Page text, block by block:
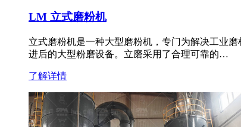
LM 立式磨粉机
立式磨粉机是一种大型磨粉机，专门为解决工业
进后的大型粉磨设备。立磨采用了合理可靠的…
了解详情